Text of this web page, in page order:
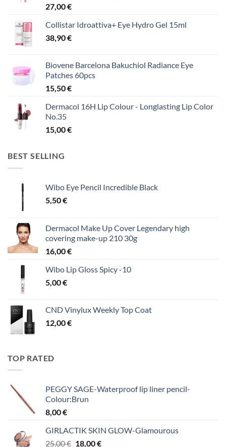
27,00€
Collistar Idroattiva+ Eye Hydro Gel 15ml
38,90€
Biovene Barcelona Bakuchiol Radiance Eye
Patches 60pcs
15,50€
Dermacol 16H Lip Colour - Longlasting Lip Color
No.35
15,00€
BEST SELLING
Wibo Eye Pencil Incredible Black
5,50€
Dermacol Make Up Cover Legendary high
covering make-up 210 30g
16,00€
Wibo Lip Gloss Spicy -10
5,00€
CND Vinylux Weekly Top Coat
12,00€
TOP RATED
PEGGY SAGE-Waterproof lip liner pencil-
Colour:Brun
8,00€
GIRLACTIK SKIN GLOW-Glamourous
25,00€ Original
18,00€Η